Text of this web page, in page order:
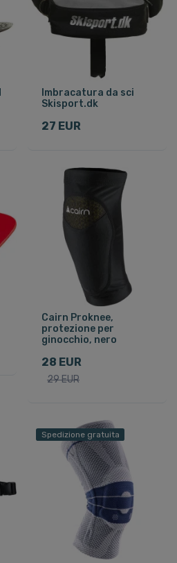
Imbracatura da sci
Skisport.dk
27 EUR
Cairn Proknee,
protezione per
ginocchio, nero
28 EUR
29 EUR
Spedizione gratuita